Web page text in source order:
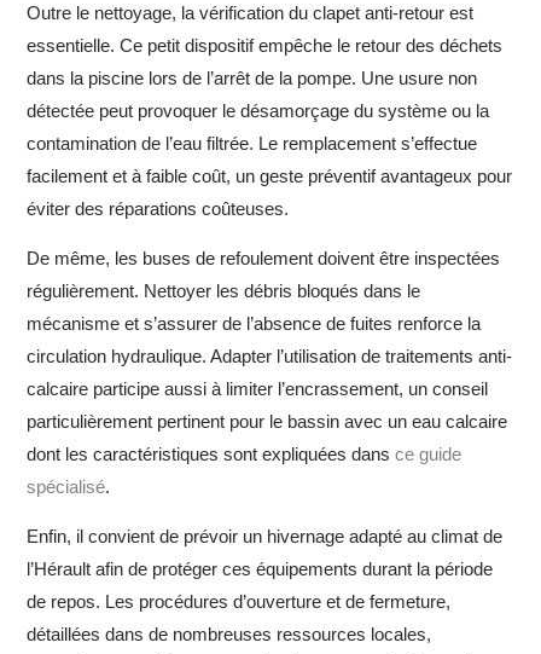
Outre le nettoyage, la vérification du clapet anti-retour est
essentielle. Ce petit dispositif empêche le retour des déchets
dans la piscine lors de l’arrêt de la pompe. Une usure non
détectée peut provoquer le désamorçage du système ou la
contamination de l’eau filtrée. Le remplacement s’effectue
facilement et à faible coût, un geste préventif avantageux pour
éviter des réparations coûteuses.
De même, les buses de refoulement doivent être inspectées
régulièrement. Nettoyer les débris bloqués dans le
mécanisme et s’assurer de l’absence de fuites renforce la
circulation hydraulique. Adapter l’utilisation de traitements anti-
calcaire participe aussi à limiter l’encrassement, un conseil
particulièrement pertinent pour le bassin avec un eau calcaire
dont les caractéristiques sont expliquées dans ce guide
spécialisé.
Enfin, il convient de prévoir un hivernage adapté au climat de
l’Hérault afin de protéger ces équipements durant la période
de repos. Les procédures d’ouverture et de fermeture,
détaillées dans de nombreuses ressources locales,